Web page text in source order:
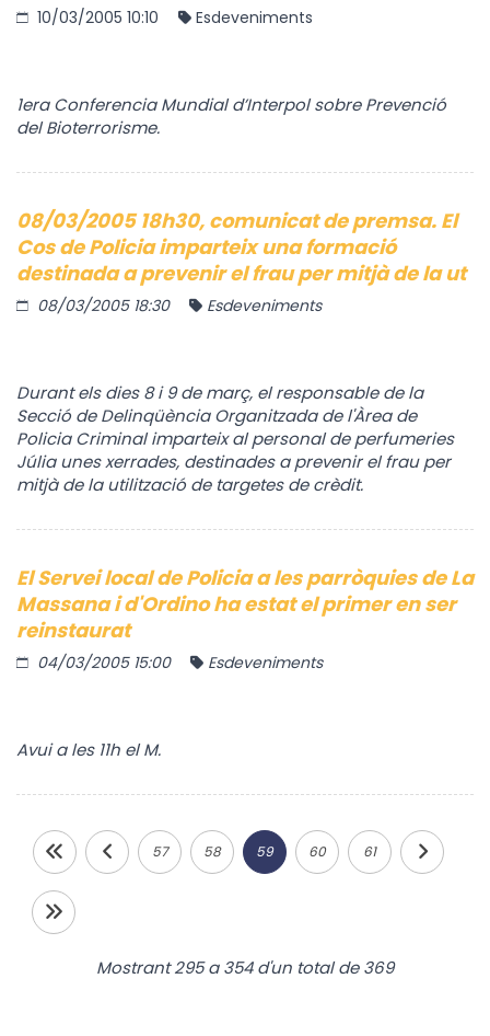
10/03/2005 10:10 Esdeveniments
1era Conferencia Mundial d’Interpol sobre Prevenció
del Bioterrorisme.
08/03/2005 18h30, comunicat de premsa. El
Cos de Policia imparteix una formació
destinada a prevenir el frau per mitjà de la ut
08/03/2005 18:30 Esdeveniments
Durant els dies 8 i 9 de març, el responsable de la
Secció de Delinqüència Organitzada de l'Àrea de
Policia Criminal imparteix al personal de perfumeries
Júlia unes xerrades, destinades a prevenir el frau per
mitjà de la utilització de targetes de crèdit.
El Servei local de Policia a les parròquies de La
Massana i d'Ordino ha estat el primer en ser
reinstaurat
04/03/2005 15:00 Esdeveniments
Avui a les 11h el M.
57 58 59 60 61
Mostrant 295 a 354 d'un total de 369